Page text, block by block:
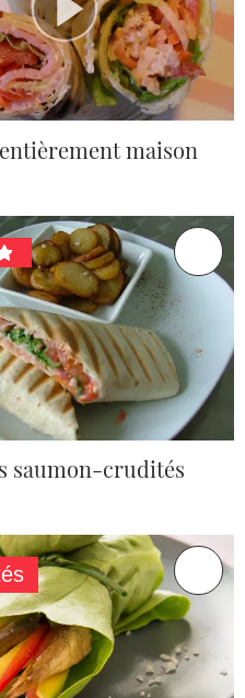
maison
saumon-crudités